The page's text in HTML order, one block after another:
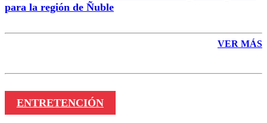
para la región de Ñuble
VER MÁS
ENTRETENCIÓN